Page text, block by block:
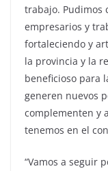
trabajo. Pudimos
empresarios y
fortaleciendo y
la provincia y la
beneficioso para
generen nuevos
complementen y
tenemos en el
“Vamos a seguir